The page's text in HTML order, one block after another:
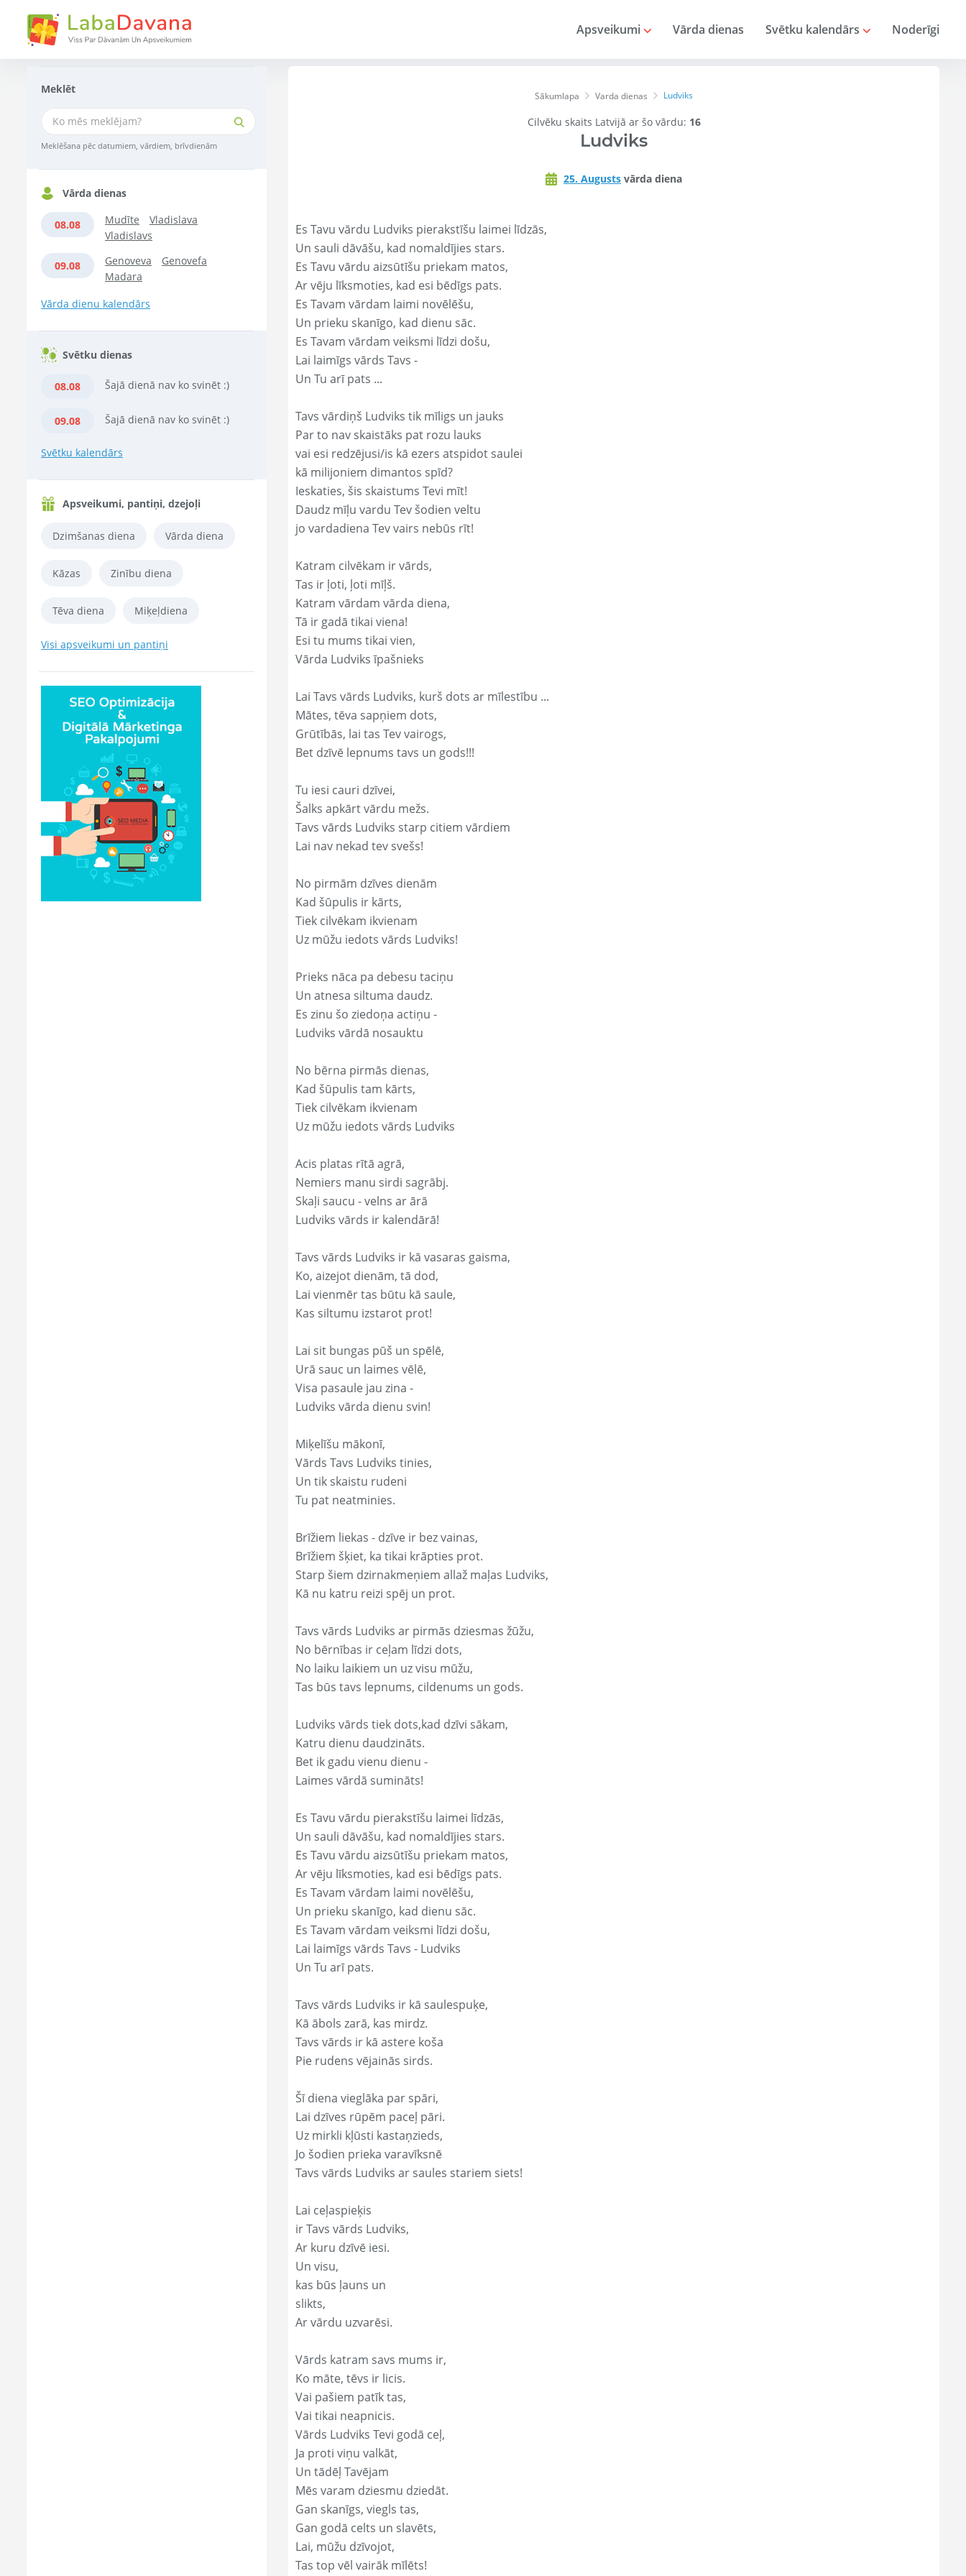
Apsveikumi Vārda dienas Svētku kalendārs Noderīgi
Meklēt
Meklēšana pēc datumiem, vārdiem, brīvdienām
Vārda dienas
08.08 Mudīte
Vladislava
Vladislavs
09.08 Genoveva
Genovefa
Madara
Vārda dienu kalendārs
Svētku dienas
08.08 Šajā dienā nav ko svinēt :)
09.08 Šajā dienā nav ko svinēt :)
Svētku kalendārs
Apsveikumi, pantiņi, dzejoļi
Dzimšanas diena Vārda diena
Kāzas Zinību diena
Tēva diena Miķeļdiena
Visi apsveikumi un pantiņi
Sākumlapa Varda dienas Ludviks
Cilvēku skaits Latvijā ar šo vārdu: 16
Ludviks
25. Augusts vārda diena
Es Tavu vārdu Ludviks pierakstīšu laimei līdzās,
Un sauli dāvāšu, kad nomaldījies stars.
Es Tavu vārdu aizsūtīšu priekam matos,
Ar vēju līksmoties, kad esi bēdīgs pats.
Es Tavam vārdam laimi novēlēšu,
Un prieku skanīgo, kad dienu sāc.
Es Tavam vārdam veiksmi līdzi došu,
Lai laimīgs vārds Tavs -
Un Tu arī pats ...
Tavs vārdiņš Ludviks tik mīligs un jauks
Par to nav skaistāks pat rozu lauks
vai esi redzējusi/is kā ezers atspidot saulei
kā milijoniem dimantos spīd?
Ieskaties, šis skaistums Tevi mīt!
Daudz mīļu vardu Tev šodien veltu
jo vardadiena Tev vairs nebūs rīt!
Katram cilvēkam ir vārds,
Tas ir ļoti, ļoti mīļš.
Katram vārdam vārda diena,
Tā ir gadā tikai viena!
Esi tu mums tikai vien,
Vārda Ludviks īpašnieks
Lai Tavs vārds Ludviks, kurš dots ar mīlestību ...
Mātes, tēva sapņiem dots,
Grūtībās, lai tas Tev vairogs,
Bet dzīvē lepnums tavs un gods!!!
Tu iesi cauri dzīvei,
Šalks apkārt vārdu mežs.
Tavs vārds Ludviks starp citiem vārdiem
Lai nav nekad tev svešs!
No pirmām dzīves dienām
Kad šūpulis ir kārts,
Tiek cilvēkam ikvienam
Uz mūžu iedots vārds Ludviks!
Prieks nāca pa debesu taciņu
Un atnesa siltuma daudz.
Es zinu šo ziedoņa actiņu -
Ludviks vārdā nosauktu
No bērna pirmās dienas,
Kad šūpulis tam kārts,
Tiek cilvēkam ikvienam
Uz mūžu iedots vārds Ludviks
Acis platas rītā agrā,
Nemiers manu sirdi sagrābj.
Skaļi saucu - velns ar ārā
Ludviks vārds ir kalendārā!
Tavs vārds Ludviks ir kā vasaras gaisma,
Ko, aizejot dienām, tā dod,
Lai vienmēr tas būtu kā saule,
Kas siltumu izstarot prot!
Lai sit bungas pūš un spēlē,
Urā sauc un laimes vēlē,
Visa pasaule jau zina -
Ludviks vārda dienu svin!
Miķelīšu mākonī,
Vārds Tavs Ludviks tinies,
Un tik skaistu rudeni
Tu pat neatminies.
Brīžiem liekas - dzīve ir bez vainas,
Brīžiem šķiet, ka tikai krāpties prot.
Starp šiem dzirnakmeņiem allaž maļas Ludviks,
Kā nu katru reizi spēj un prot.
Tavs vārds Ludviks ar pirmās dziesmas žūžu,
No bērnības ir ceļam līdzi dots,
No laiku laikiem un uz visu mūžu,
Tas būs tavs lepnums, cildenums un gods.
Ludviks vārds tiek dots,kad dzīvi sākam,
Katru dienu daudzināts.
Bet ik gadu vienu dienu -
Laimes vārdā sumināts!
Es Tavu vārdu pierakstīšu laimei līdzās,
Un sauli dāvāšu, kad nomaldījies stars.
Es Tavu vārdu aizsūtīšu priekam matos,
Ar vēju līksmoties, kad esi bēdīgs pats.
Es Tavam vārdam laimi novēlēšu,
Un prieku skanīgo, kad dienu sāc.
Es Tavam vārdam veiksmi līdzi došu,
Lai laimīgs vārds Tavs - Ludviks
Un Tu arī pats.
Tavs vārds Ludviks ir kā saulespuķe,
Kā ābols zarā, kas mirdz.
Tavs vārds ir kā astere koša
Pie rudens vējainās sirds.
Šī diena vieglāka par spāri,
Lai dzīves rūpēm paceļ pāri.
Uz mirkli kļūsti kastaņzieds,
Jo šodien prieka varavīksnē
Tavs vārds Ludviks ar saules stariem siets!
Lai ceļaspieķis
ir Tavs vārds Ludviks,
Ar kuru dzīvē iesi.
Un visu,
kas būs ļauns un
slikts,
Ar vārdu uzvarēsi.
Vārds katram savs mums ir,
Ko māte, tēvs ir licis.
Vai pašiem patīk tas,
Vai tikai neapnicis.
Vārds Ludviks Tevi godā ceļ,
Ja proti viņu valkāt,
Un tādēļ Tavējam
Mēs varam dziesmu dziedāt.
Gan skanīgs, viegls tas,
Gan godā celts un slavēts,
Lai, mūžu dzīvojot,
Tas top vēl vairāk mīlēts!